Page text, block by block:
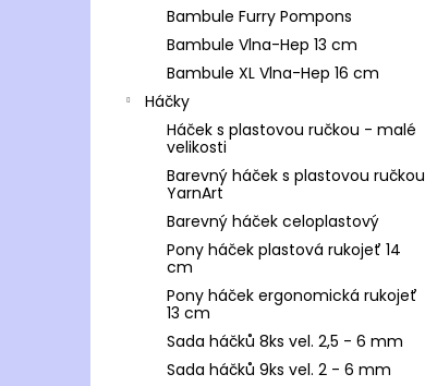
Bambule Furry Pompons
Bambule Vlna-Hep 13 cm
Bambule XL Vlna-Hep 16 cm
Háčky
Háček s plastovou ručkou - malé
velikosti
Barevný háček s plastovou ručkou
YarnArt
Barevný háček celoplastový
Pony háček plastová rukojeť 14
cm
Pony háček ergonomická rukojeť
13 cm
Sada háčků 8ks vel. 2,5 - 6 mm
Sada háčků 9ks vel. 2 - 6 mm